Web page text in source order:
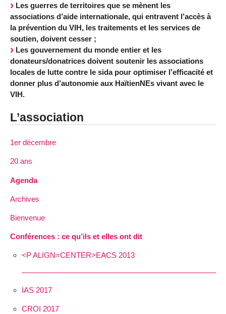
Les guerres de territoires que se mènent les
associations d’aide internationale, qui entravent l’accès à
la prévention du VIH, les traitements et les services de
soutien, doivent cesser ;
Les gouvernement du monde entier et les
donateurs/donatrices doivent soutenir les associations
locales de lutte contre le sida pour optimiser l’efficacité et
donner plus d’autonomie aux HaïtienNEs vivant avec le
VIH.
L’association
1er décembre
20 ans
Agenda
Archives
Bienvenue
Conférences : ce qu’ils et elles ont dit
<P ALIGN=CENTER>EACS 2013
IAS 2017
CROI 2017